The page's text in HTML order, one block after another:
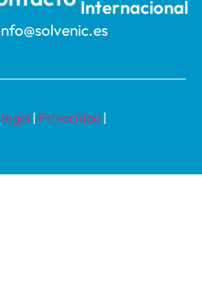
Internacional
| Privacidad |